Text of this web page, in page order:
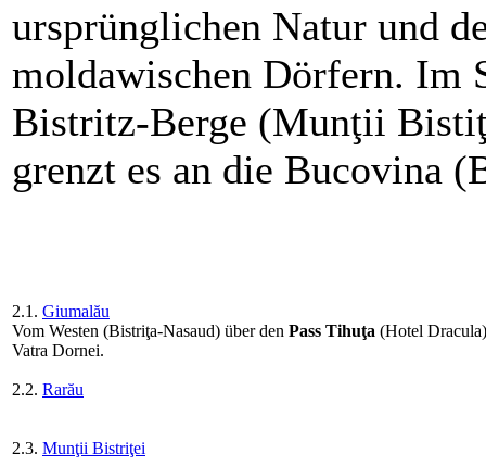
ursprünglichen Natur und
moldawischen Dörfern. Im
Bistritz-Berge (Munţii
grenzt es an die Bucovina
2.1. Giumalău
Vom Westen (Bistriţa-Nasaud) über den Pass Tihuţa (Hotel
Vatra Dornei.
2.2. Rarău
2.3. Munţii Bistriţei